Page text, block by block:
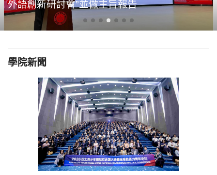
外語創新研討會”並做主旨報告
學院新聞